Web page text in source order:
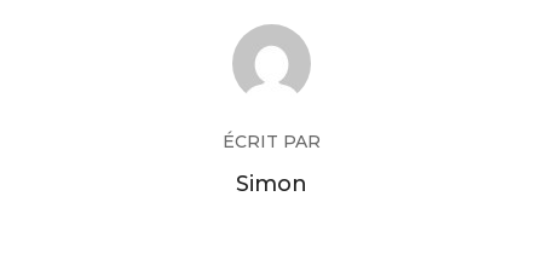
ÉCRIT PAR
Simon